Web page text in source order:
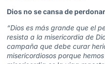
Dios no se cansa de perdonar
“Dios es más grande que el
resista a la misericordia de
campaña que debe curar
misericordiosos porque